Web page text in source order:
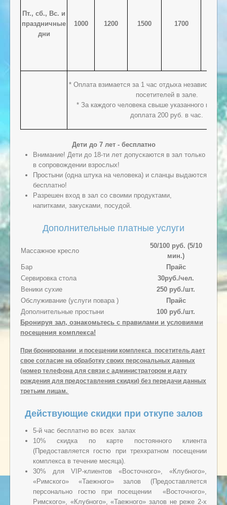
Пт., сб., Вс. и
праздничные
дни
1000 1200 1500 1700
* Оплата взимается за 1 час отдыха независимо
посетителей в зале.
* За каждого человека свыше указанного
доплата 200 руб. в час.
Дети до 7 лет - бесплатно
Внимание! Дети до 18-ти лет допускаются в зал только
в сопровождении взрослых!
Простыни (одна штука на человека) и сланцы выдаются
бесплатно!
Разрешен вход в зал со своими продуктами,
напитками, закусками, посудой.
Дополнительные платные услуги
Массажное кресло
50/100 руб. (5/10
мин.)
Бар
Прайс
Сервировка стола
30руб./чел.
Веники сухие
250 руб./шт.
Обслуживание (услуги повара )
Прайс
Дополнительные простыни
100 руб./шт.
Бронируя зал, ознакомьтесь с правилами и условиями
посещения комплекса!
При бронировании и посещении комплекса посетитель дает
свое согласие на обработку своих персональных данных
(номер телефона для связи с администратором и дату
рождения для предоставления скидки) без передачи данных
третьим лицам.
Действующие скидки при откупе залов
5-й час бесплатно во всех залах
10% скидка по карте постоянного клиента
(Предоставляется гостю при трехкратном посещении
комплекса в течение месяца).
30% для VIP-клиентов «Восточного», «Клубного»,
«Римского» «Таежного» залов (Предоставляется
персонально гостю при посещении «Восточного»,
Римского», «Клубного», «Таежного» залов не реже 2-х